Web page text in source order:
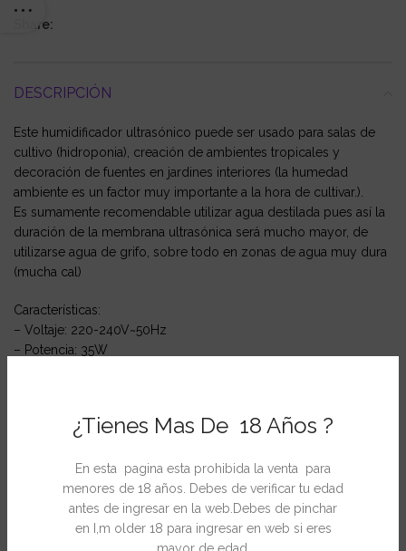
¿Tienes Mas De 18 Años ?
En esta pagina esta prohibida la venta para
menores de 18 años. Debes de verificar tu edad
antes de ingresar en la web.Debes de pinchar
en I,m older 18 para ingresar en web si eres
mayor de edad.
Share:
DESCRIPCIÓN
Este humidificador ultrasónico puede ser usado para salas de
cultivo (hidroponia), creación de ambientes tropicales y
decoración de fuentes en jardines interiores (la humedad
ambiente es un factor muy importante a la hora de cultivar.).
Es sumamente recomendable utilizar agua destilada pues así la
duración de la membrana ultrasónica será mucho mayor, de
utilizarse agua de grifo, sobre todo en zonas de agua muy dura
(mucha cal)
Características:
– Voltaje: 220-240V~50Hz
– Potencia: 35W
– Autonomía: 24h
– Peso: 1,5 kg
Contenido del envío:
– Humidificador Ultrasónico Cornwall 6L
– Manual de utilización (Inglés y Castellano)